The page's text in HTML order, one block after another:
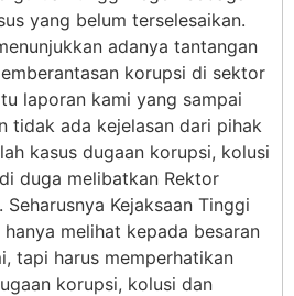
yang belum terselesaikan.
adanya tantangan
korupsi di sektor
laporan kami yang sampai
tidak ada kejelasan dari pihak
kasus dugaan korupsi, kolusi
duga melibatkan Rektor
Kejaksaan Tinggi
melihat kepada besaran
tapi harus memperhatikan
korupsi, kolusi dan